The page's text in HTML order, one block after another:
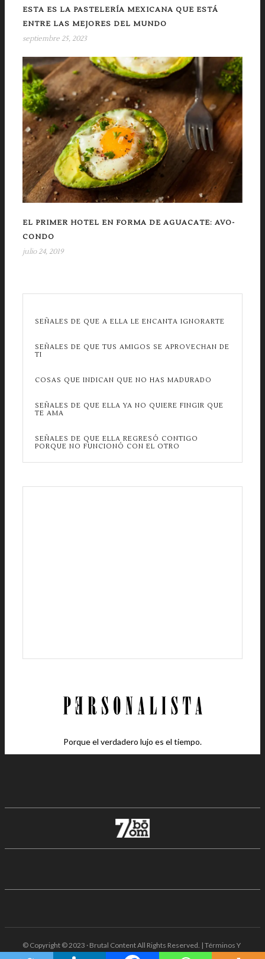
ESTA ES LA PASTELERÍA MEXICANA QUE ESTÁ
ENTRE LAS MEJORES DEL MUNDO
septiembre 25, 2023
EL PRIMER HOTEL EN FORMA DE AGUACATE: AVO-
CONDO
julio 24, 2019
SEÑALES DE QUE A ELLA LE ENCANTA IGNORARTE
SEÑALES DE QUE TUS AMIGOS SE APROVECHAN DE
TI
COSAS QUE INDICAN QUE NO HAS MADURADO
SEÑALES DE QUE ELLA YA NO QUIERE FINGIR QUE
TE AMA
SEÑALES DE QUE ELLA REGRESÓ CONTIGO
PORQUE NO FUNCIONÓ CON EL OTRO
Porque el verdadero lujo es el tiempo.
© Copyright © 2023 · Brutal Content All Rights Reserved. | Términos Y
Condiciones · Aviso De Privacidad